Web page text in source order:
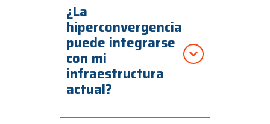
¿La
hiperconvergencia
puede integrarse
con mi
infraestructura
actual?